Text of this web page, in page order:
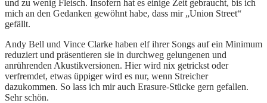
und zu wenig Fleisch. Insofern hat es einige Zeit gebraucht, bis ich
mich an den Gedanken gewöhnt habe, dass mir „Union Street“
gefällt.
Andy Bell und Vince Clarke haben elf ihrer Songs auf ein Minimum
reduziert und präsentieren sie in durchweg gelungenen und
anrührenden Akustikversionen. Hier wird nix getrickst oder
verfremdet, etwas üppiger wird es nur, wenn Streicher
dazukommen. So lass ich mir auch Erasure-Stücke gern gefallen.
Sehr schön.